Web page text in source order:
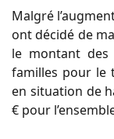
Malgré
ont décidé de
le montant des
familles pour le
en situation de
€ pour